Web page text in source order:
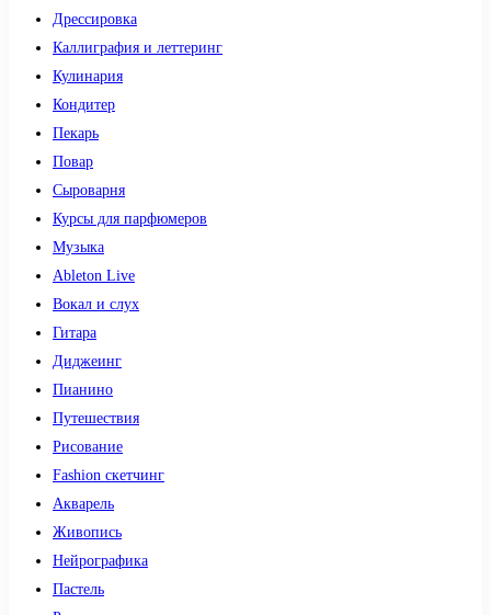
Дрессировка
Каллиграфия и леттеринг
Кулинария
Кондитер
Пекарь
Повар
Сыроварня
Курсы для парфюмеров
Музыка
Ableton Live
Вокал и слух
Гитара
Диджеинг
Пианино
Путешествия
Рисование
Fashion скетчинг
Акварель
Живопись
Нейрографика
Пастель